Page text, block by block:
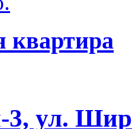
квартира
3, ул.